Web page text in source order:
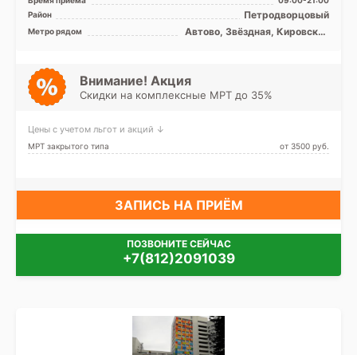
Район
Петродворцовый
Метро рядом
Автово, Звёздная, Кировский
Внимание! Акция
Скидки на комплексные МРТ до 35%
Цены с учетом льгот и акций ↓
МРТ закрытого типа от 3500 pуб.
ЗАПИСЬ НА ПРИЁМ
ПОЗВОНИТЕ СЕЙЧАС
+7(812)2091039